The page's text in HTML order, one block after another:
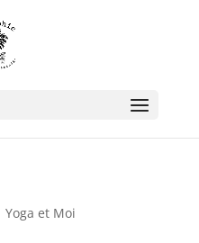
Yoga et Moi